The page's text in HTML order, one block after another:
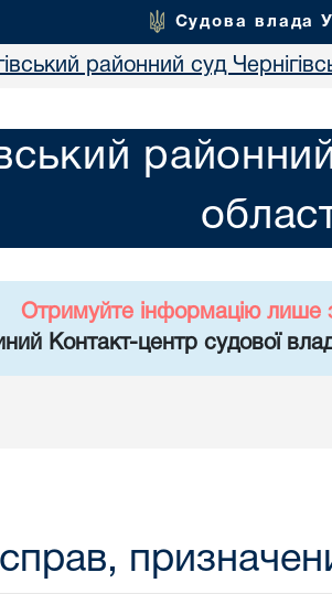
Судова влада
районний суд
Отримуйте інформацію лише
Контакт-центр судової